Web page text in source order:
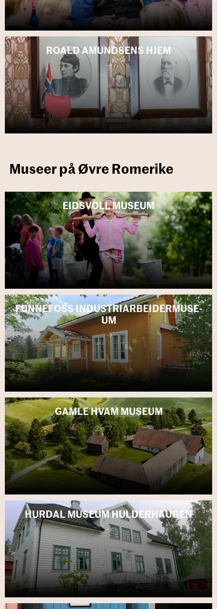
ROALD AMUND­SENS HJEM
Museer på Øvre Romerike
EIDS­VOLL MU­SE­UM
FUNNE­FOSS IN­DU­STRI­AR­BEI­DER­MU­SE­
UM
GAMLE HVAM MU­SE­UM
HUR­DAL MU­SE­UM HUL­DER­HAU­GEN